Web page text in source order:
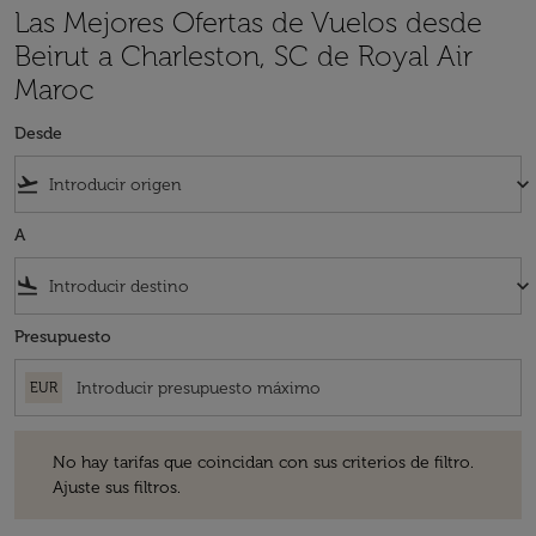
Las Mejores Ofertas de Vuelos desde
Beirut a Charleston, SC de Royal Air
Maroc
Desde
flight_takeoff keyboard_arrow_down
A
flight_land keyboard_arrow_down
Presupuesto
EUR
No hay tarifas que coincidan con sus criterios de filtro.
Ajuste sus filtros.